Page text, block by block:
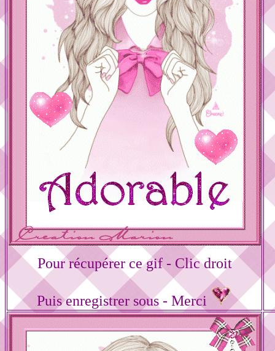
Pour récupérer ce gif - Clic droit
Puis enregistrer sous - Merci